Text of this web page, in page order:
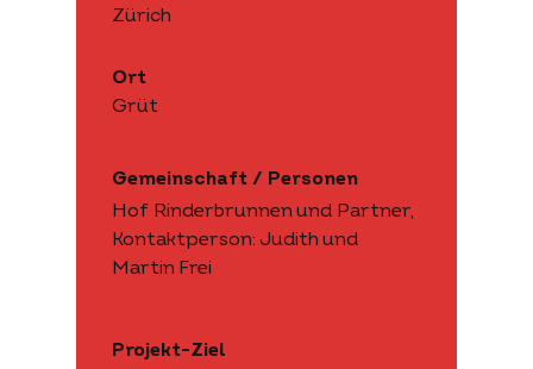
Zürich
Ort
Grüt
Gemeinschaft / Personen
Hof Rinderbrunnen und Partner,
Kontaktperson: Judith und
Martin Frei
Projekt-Ziel